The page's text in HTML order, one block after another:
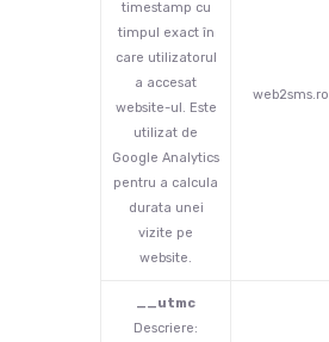
timestamp cu
timpul exact în
care utilizatorul
a accesat
website-ul. Este
utilizat de
Google Analytics
pentru a calcula
durata unei
vizite pe
website.
web2sms.ro
__utmc
Descriere: